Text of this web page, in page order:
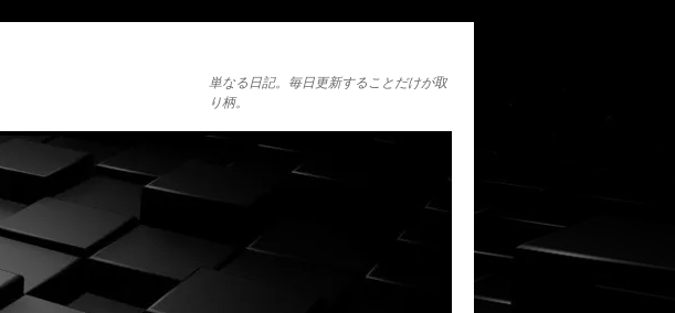
単なる日記。毎日更新することだけが取
り柄。